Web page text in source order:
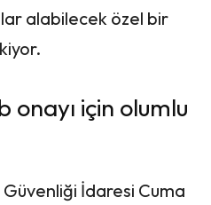
alabilecek özel bir
için olumlu
İdaresi Cuma